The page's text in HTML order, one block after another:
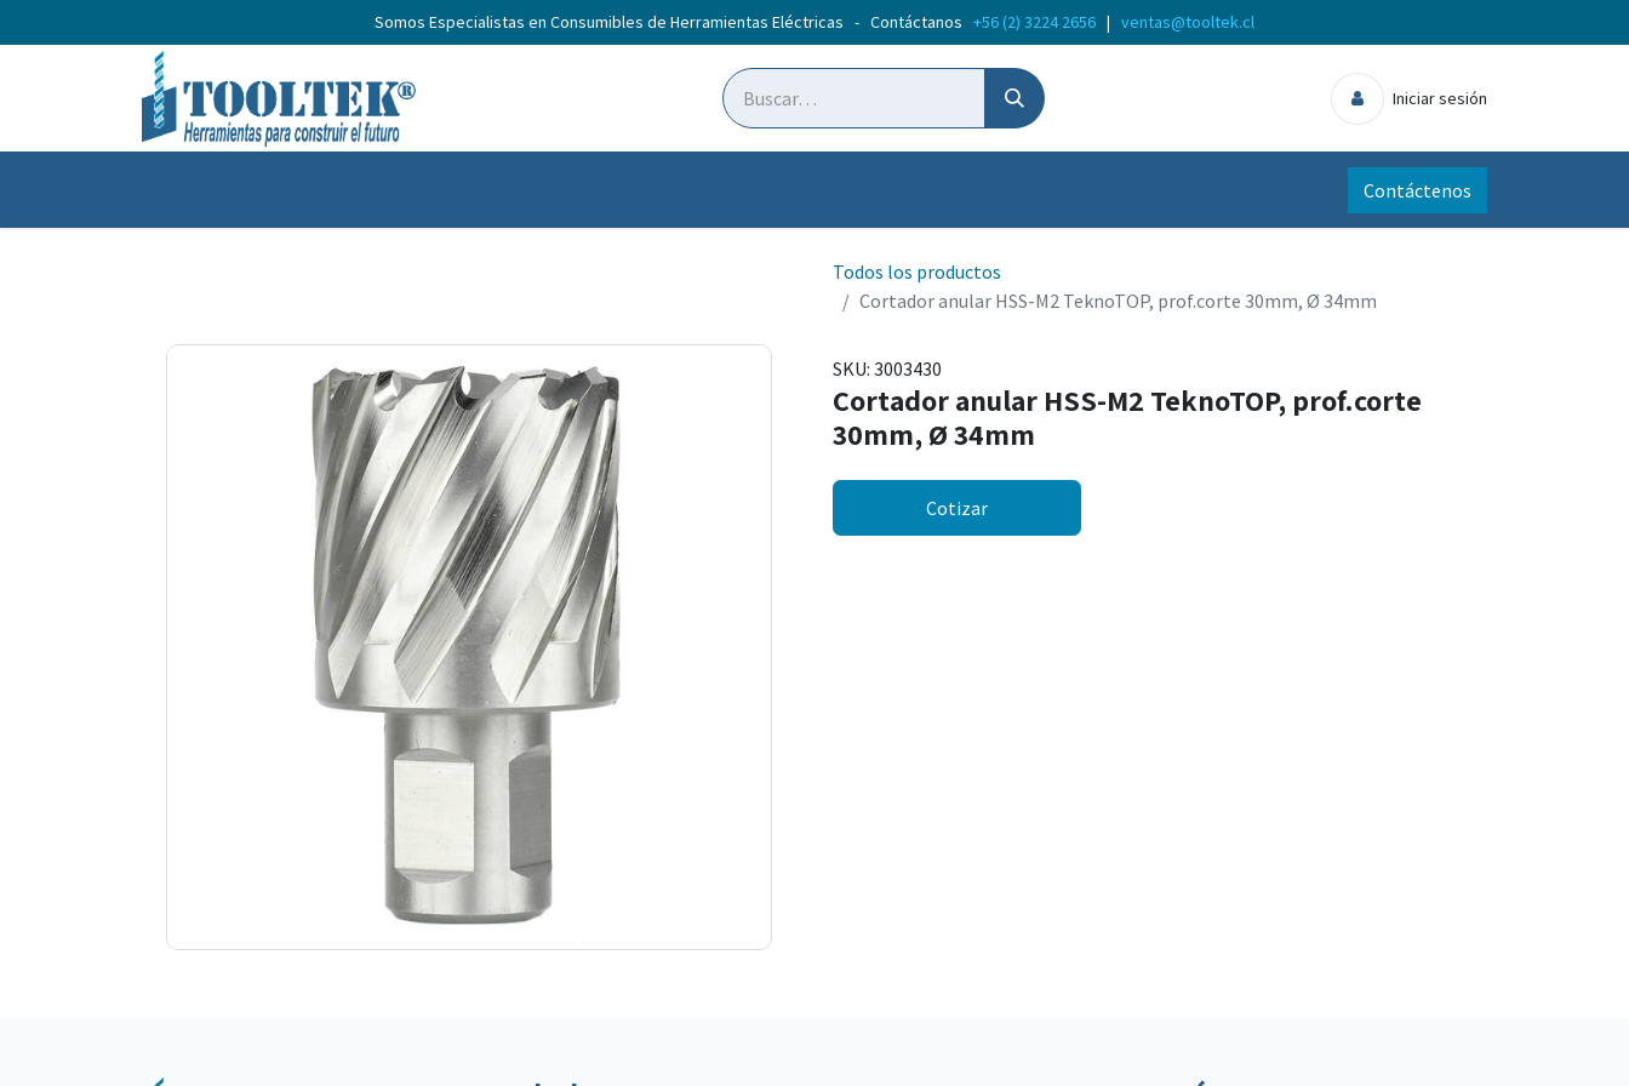
Somos Especialistas en Consumibles de Herramientas Eléctricas - Contáctanos +56 (2) 3224 2656 | ventas@tooltek.cl
Iniciar sesión
Contáctenos
Todos los productos
Cortador anular HSS-M2 TeknoTOP, prof.corte 30mm, Ø 34mm
SKU: 3003430
Cortador anular HSS-M2 TeknoTOP, prof.corte
30mm, Ø 34mm
Cotizar